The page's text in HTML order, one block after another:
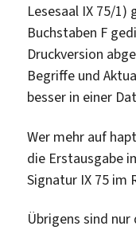
Lesesaal IX 75/1)
Buchstaben F
Druckversion
Begriffe und
besser in einer
Wer mehr auf
die Erstausgabe
Signatur IX 75 im
Übrigens sind